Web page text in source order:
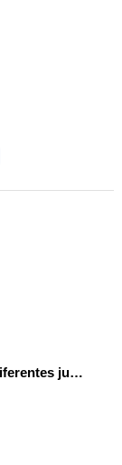
Programa con Scratch, 8 diferentes juegos para vivir la emoción de los partidos de España en el mundial 2026